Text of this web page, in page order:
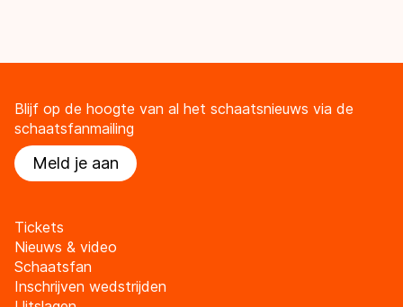
Blijf op de hoogte van al het schaatsnieuws via de
schaatsfanmailing
Meld je aan
Tickets
Nieuws & video
Schaatsfan
Inschrijven wedstrijden